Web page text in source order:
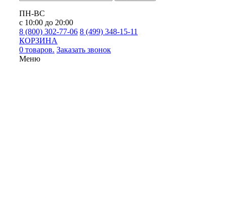
ПН-ВС
с 10:00 до 20:00
8 (800) 302-77-06 8 (499) 348-15-11
КОРЗИНА
0 товаров. Заказать звонок
Меню